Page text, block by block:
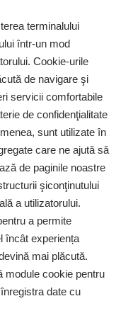
terminalului
într-un mod
Cookie-urile
de navigare şi
servicii comfortabile
de confidenţialitate
sunt utilizate în
care ne ajută să
de paginile noastre
şiconţinutului
a utilizatorului.
a permite
încât experiența
mai plăcută.
module cookie pentru
date cu